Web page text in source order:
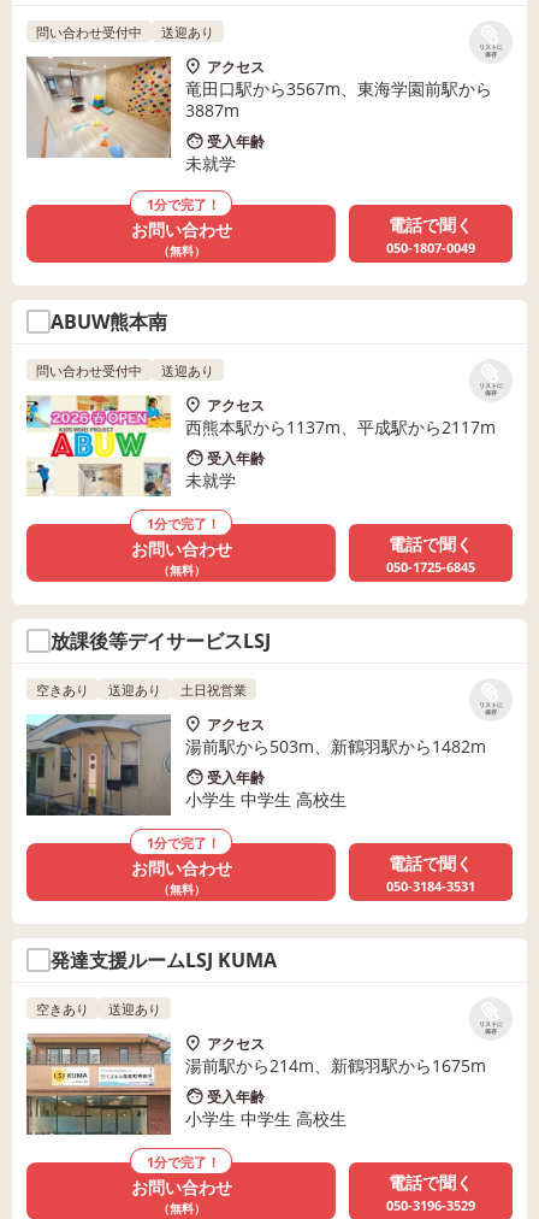
リストに
保存
問い合わせ受付中 送迎あり
アクセス
竜田口駅から3567m、東海学園前駅から
3887m
受入年齢
未就学
1分で完了！
お問い合わせ
（無料）
電話で聞く
050-1807-0049
ABUW熊本南
リストに
保存
問い合わせ受付中 送迎あり
アクセス
西熊本駅から1137m、平成駅から2117m
受入年齢
未就学
1分で完了！
お問い合わせ
（無料）
電話で聞く
050-1725-6845
放課後等デイサービスLSJ
リストに
保存
空きあり 送迎あり 土日祝営業
アクセス
湯前駅から503m、新鶴羽駅から1482m
受入年齢
小学生 中学生 高校生
1分で完了！
お問い合わせ
（無料）
電話で聞く
050-3184-3531
発達支援ルームLSJ KUMA
リストに
保存
空きあり 送迎あり
アクセス
湯前駅から214m、新鶴羽駅から1675m
受入年齢
小学生 中学生 高校生
1分で完了！
お問い合わせ
（無料）
電話で聞く
050-3196-3529